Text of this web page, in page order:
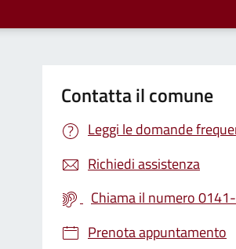
Contatta il comune
Leggi le domande
Richiedi assistenza
Chiama il numero
Prenota appuntamento